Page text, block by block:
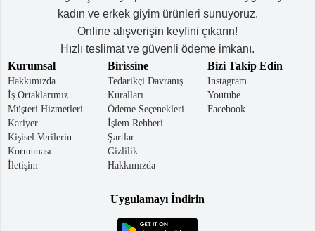
kadın ve erkek giyim ürünleri sunuyoruz.
Online alışverişin keyfini çıkarın!
Hızlı teslimat ve güvenli ödeme imkanı.
Kurumsal
Hakkımızda
İş Ortaklarımız
Müşteri Hizmetleri
Kariyer
Kişisel Verilerin
Korunması
İletişim
Birissine
Tedarikçi Davranış
Kuralları
Ödeme Seçenekleri
İşlem Rehberi
Şartlar
Gizlilik
Hakkımızda
Bizi Takip Edin
Instagram
Youtube
Facebook
Uygulamayı İndirin